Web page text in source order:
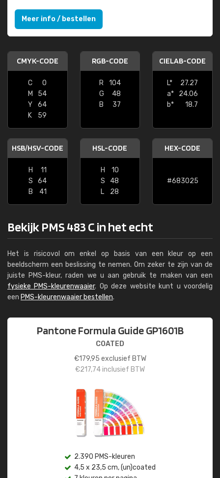
Meer info / bestellen
CMYK-CODE
C
0
M
54
Y
64
K
59
RGB-CODE
R
104
G
48
B
37
CIELAB-CODE
L*
27.27
a*
24.06
b*
18.7
HSB/HSV-CODE
H
11
S
64
B
41
HSL-CODE
H
10
S
48
L
28
HEX-CODE
#683025
Bekijk PMS 483 C in het echt
Het is risicovol om enkel op basis van een kleur op een
beeldscherm een beslissing te nemen. Om zeker te zijn van de
juiste PMS-kleur, raden we u aan gebruik te maken van een
fysieke PMS-kleurenwaaier. Op deze website kunt u voordelig
een PMS-kleurenwaaier bestellen.
Pantone Formula Guide GP1601B
COATED
€179,95 exclusief BTW
€217,74inclusief BTW
2.390 PMS-kleuren
4,5 x 23,5 cm, (un)coated